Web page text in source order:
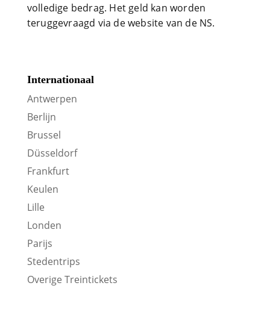
volledige bedrag. Het geld kan worden
teruggevraagd via de website van de NS.
Internationaal
Antwerpen
Berlijn
Brussel
Düsseldorf
Frankfurt
Keulen
Lille
Londen
Parijs
Stedentrips
Overige Treintickets